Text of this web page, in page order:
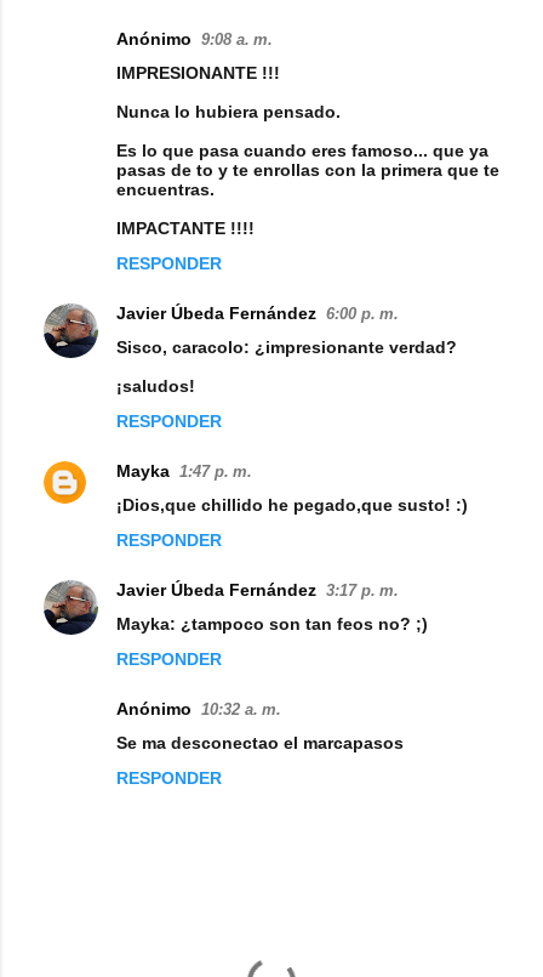
Anónimo 9:08 a. m.
IMPRESIONANTE !!!
Nunca lo hubiera pensado.
Es lo que pasa cuando eres famoso... que ya
pasas de to y te enrollas con la primera que te
encuentras.
IMPACTANTE !!!!
RESPONDER
Javier Úbeda Fernández 6:00 p. m.
Sisco, caracolo: ¿impresionante verdad?
¡saludos!
RESPONDER
Mayka 1:47 p. m.
¡Dios,que chillido he pegado,que susto! :)
RESPONDER
Javier Úbeda Fernández 3:17 p. m.
Mayka: ¿tampoco son tan feos no? ;)
RESPONDER
Anónimo 10:32 a. m.
Se ma desconectao el marcapasos
RESPONDER